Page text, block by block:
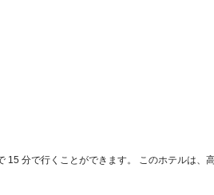
分で行くことができます。 このホテルは、